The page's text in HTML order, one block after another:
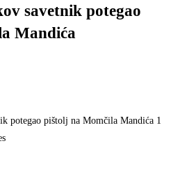
savetnik potegao
Mandića